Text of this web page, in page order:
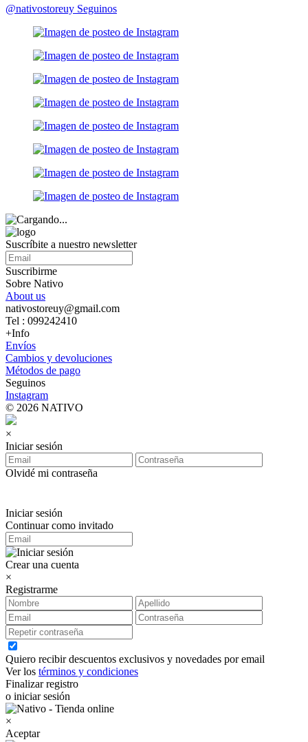
@nativostoreuy Seguinos
Suscríbite a nuestro newsletter
Suscribirme
Sobre Nativo
About us
nativostoreuy@gmail.com
Tel : 099242410
+Info
Envíos
Cambios y devoluciones
Métodos de pago
Seguinos
Instagram
© 2026 NATIVO
×
Iniciar sesión
Olvidé mi contraseña
Iniciar sesión
Continuar como invitado
Crear una cuenta
×
Registrarme
Quiero recibir descuentos exclusivos y novedades por email
Ver los términos y condiciones
Finalizar registro
o iniciar sesión
×
Aceptar